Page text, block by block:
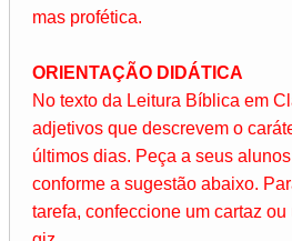
mas profética.
ORIENTAÇÃO DIDÁTICA
No texto da Leitura Bíblica em
adjetivos que descrevem o
últimos dias. Peça a seus
conforme a sugestão abaixo.
tarefa, confeccione um cartaz